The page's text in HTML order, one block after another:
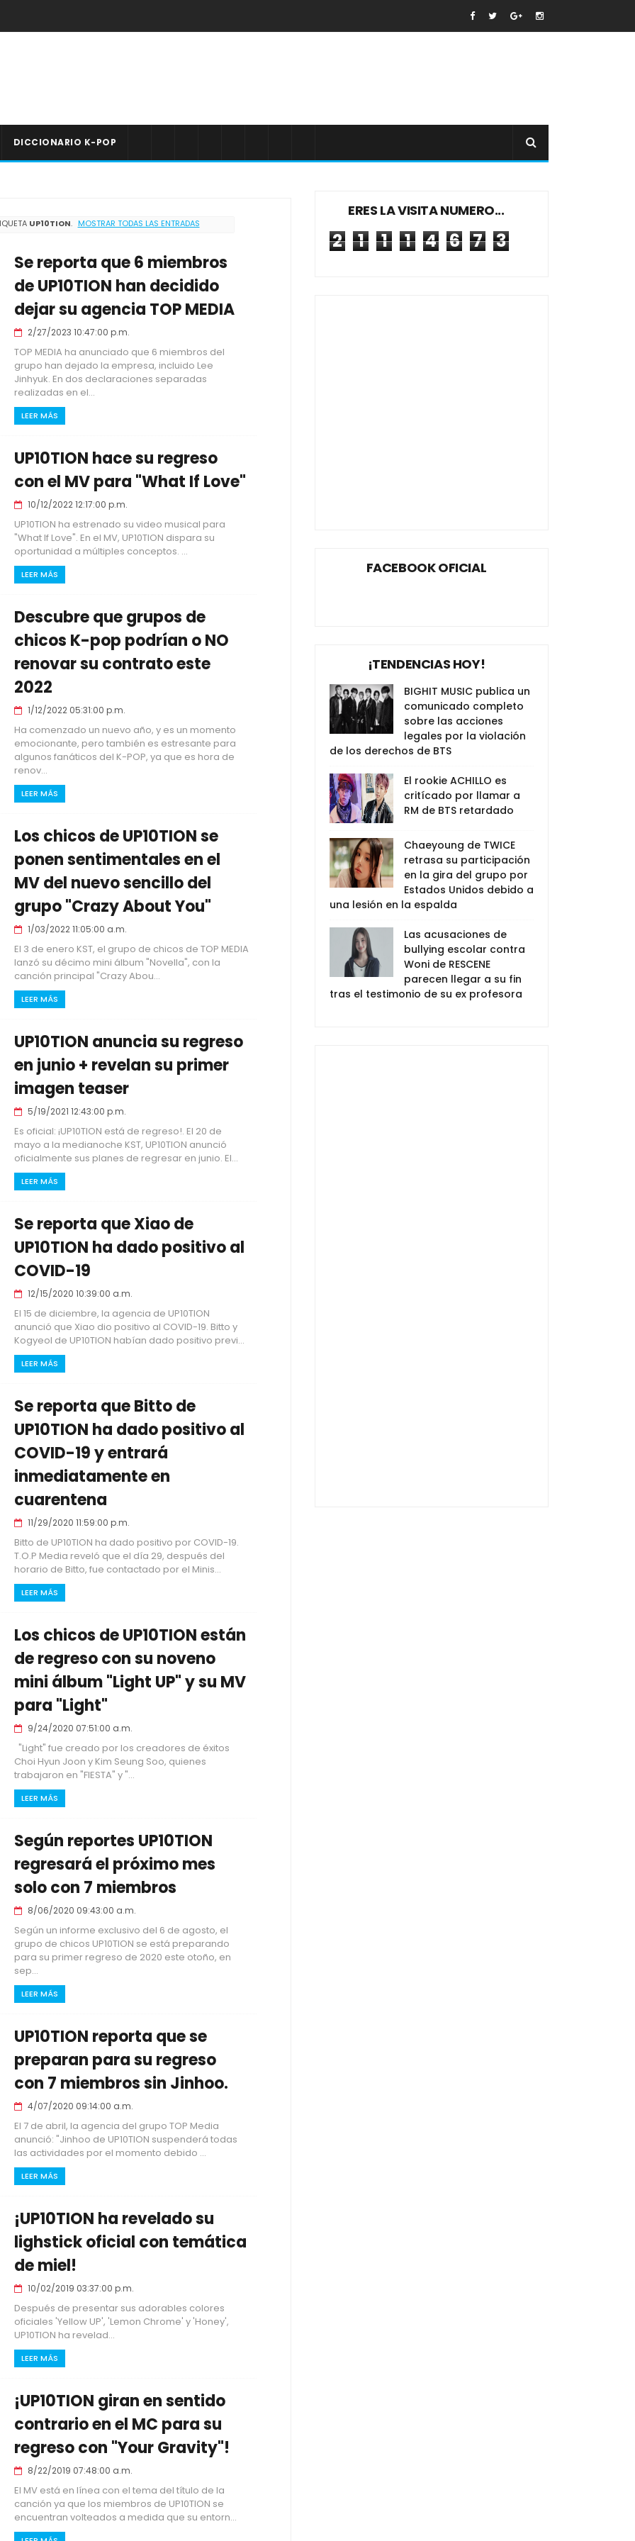
DICCIONARIO K-POP
UP10TION. MOSTRAR TODAS LAS ENTRADAS
Se reporta que 6 miembros
de UP10TION han decidido
dejar su agencia TOP MEDIA
2/27/2023 10:47:00 p.m.
TOP MEDIA ha anunciado que 6 miembros del
grupo han dejado la empresa, incluido Lee
Jinhyuk. En dos declaraciones separadas
realizadas en el...
LEER MÁS
UP10TION hace su regreso
con el MV para "What If Love"
10/12/2022 12:17:00 p.m.
UP10TION ha estrenado su video musical para
"What If Love". En el MV, UP10TION dispara su
oportunidad a múltiples conceptos. ...
LEER MÁS
Descubre que grupos de
chicos K-pop podrían o NO
renovar su contrato este
2022
1/12/2022 05:31:00 p.m.
Ha comenzado un nuevo año, y es un momento
emocionante, pero también es estresante para
algunos fanáticos del K-POP, ya que es hora de
renov...
LEER MÁS
Los chicos de UP10TION se
ponen sentimentales en el
MV del nuevo sencillo del
grupo "Crazy About You"
1/03/2022 11:05:00 a.m.
El 3 de enero KST, el grupo de chicos de TOP MEDIA
lanzó su décimo mini álbum "Novella", con la
canción principal "Crazy Abou...
LEER MÁS
UP10TION anuncia su regreso
en junio + revelan su primer
imagen teaser
5/19/2021 12:43:00 p.m.
Es oficial: ¡UP10TION está de regreso!. El 20 de
mayo a la medianoche KST, UP10TION anunció
oficialmente sus planes de regresar en junio. El...
LEER MÁS
Se reporta que Xiao de
UP10TION ha dado positivo al
COVID-19
12/15/2020 10:39:00 a.m.
El 15 de diciembre, la agencia de UP10TION
anunció que Xiao dio positivo al COVID-19. Bitto y
Kogyeol de UP10TION habían dado positivo previ...
LEER MÁS
Se reporta que Bitto de
UP10TION ha dado positivo al
COVID-19 y entrará
inmediatamente en
cuarentena
11/29/2020 11:59:00 p.m.
Bitto de UP10TION ha dado positivo por COVID-19.
T.O.P Media reveló que el día 29, después del
horario de Bitto, fue contactado por el Minis...
LEER MÁS
Los chicos de UP10TION están
de regreso con su noveno
mini álbum "Light UP" y su MV
para "Light"
9/24/2020 07:51:00 a.m.
"Light" fue creado por los creadores de éxitos
Choi Hyun Joon y Kim Seung Soo, quienes
trabajaron en "FIESTA" y "...
LEER MÁS
Según reportes UP10TION
regresará el próximo mes
solo con 7 miembros
8/06/2020 09:43:00 a.m.
Según un informe exclusivo del 6 de agosto, el
grupo de chicos UP10TION se está preparando
para su primer regreso de 2020 este otoño, en
sep...
LEER MÁS
UP10TION reporta que se
preparan para su regreso
con 7 miembros sin Jinhoo.
4/07/2020 09:14:00 a.m.
El 7 de abril, la agencia del grupo TOP Media
anunció: "Jinhoo de UP10TION suspenderá todas
las actividades por el momento debido ...
LEER MÁS
¡UP10TION ha revelado su
lighstick oficial con temática
de miel!
10/02/2019 03:37:00 p.m.
Después de presentar sus adorables colores
oficiales 'Yellow UP', 'Lemon Chrome' y 'Honey',
UP10TION ha revelad...
LEER MÁS
¡UP10TION giran en sentido
contrario en el MC para su
regreso con "Your Gravity"!
8/22/2019 07:48:00 a.m.
El MV está en línea con el tema del título de la
canción ya que los miembros de UP10TION se
encuentran volteados a medida que su entorn...
ERES LA VISITA NUMERO...
2 1 1 1 4 6 7 3
FACEBOOK OFICIAL
¡TENDENCIAS HOY!
BIGHIT MUSIC publica un
comunicado completo
sobre las acciones
legales por la violación
de los derechos de BTS
El rookie ACHILLO es
critícado por llamar a
RM de BTS retardado
Chaeyoung de TWICE
retrasa su participación
en la gira del grupo por
Estados Unidos debido a
una lesión en la espalda
Las acusaciones de
bullying escolar contra
Woni de RESCENE
parecen llegar a su fin
tras el testimonio de su ex profesora